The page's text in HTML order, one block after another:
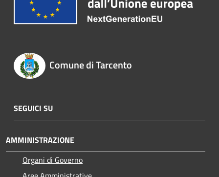
Comune di Tarcento
SEGUICI SU
AMMINISTRAZIONE
Organi di Governo